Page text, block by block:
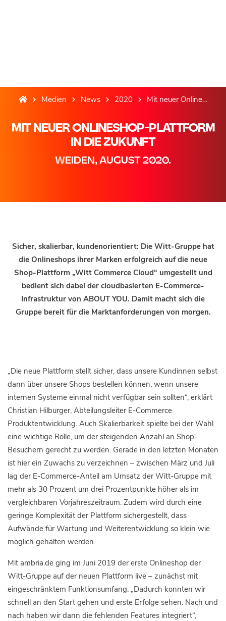
Medien News 2020 Mit neuer Onlineshop-Plattform in die Zukunft
MIT NEUER ONLINESHOP-PLATTFORM
IN DIE ZUKUNFT
WEIDEN, AUGUST 2020.
Sicher, skalierbar, kundenorientiert: Die Witt-Gruppe hat
die Onlineshops ihrer Marken erfolgreich auf die neue
Shop-Plattform „Witt Commerce Cloud“ umgestellt und
bedient sich dabei der cloudbasierten E-Commerce-
Infrastruktur von ABOUT YOU. Damit macht sich die
Gruppe bereit für die Marktanforderungen von morgen.
„Die neue Plattform stellt sicher, dass unsere Kundinnen selbst
dann über unsere Shops bestellen können, wenn unsere
internen Systeme einmal nicht verfügbar sein sollten“, erklärt
Christian Hilburger, Abteilungsleiter E-Commerce
Produktentwicklung. Auch Skalierbarkeit spielte bei der Wahl
eine wichtige Rolle, um der steigenden Anzahl an Shop-
Besuchern gerecht zu werden. Gerade in den letzten Monaten
ist hier ein Zuwachs zu verzeichnen – zwischen März und Juli
lag der E-Commerce-Anteil am Umsatz der Witt-Gruppe mit
mehr als 30 Prozent um drei Prozentpunkte höher als im
vergleichbaren Vorjahreszeitraum. Zudem wird durch eine
geringe Komplexität der Plattform sichergestellt, dass
Aufwände für Wartung und Weiterentwicklung so klein wie
möglich gehalten werden.
Mit ambria.de ging im Juni 2019 der erste Onlineshop der
Witt-Gruppe auf der neuen Plattform live – zunächst mit
eingeschränktem Funktionsumfang. „Dadurch konnten wir
schnell an den Start gehen und erste Erfolge sehen. Nach und
nach haben wir dann die fehlenden Features integriert“,